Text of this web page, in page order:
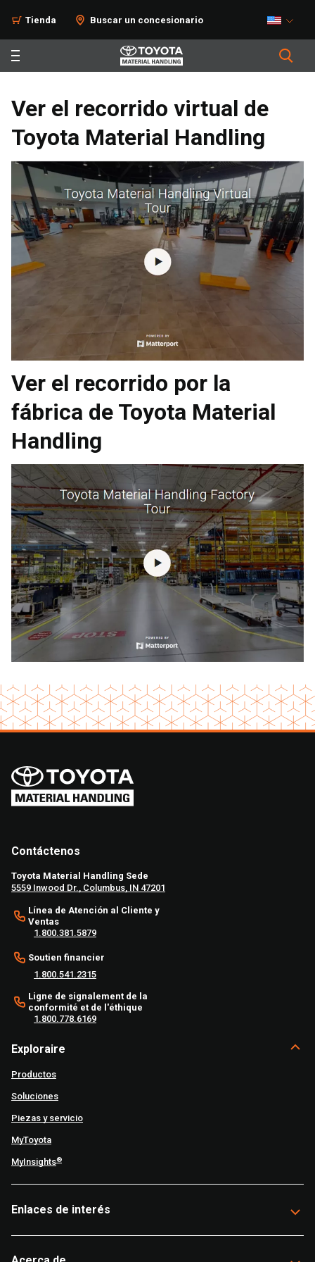
Tienda Buscar un concesionario
Ver el recorrido virtual de
Toyota Material Handling
Ver el recorrido por la
fábrica de Toyota Material
Handling
Contáctenos
Toyota Material Handling Sede
5559 Inwood Dr., Columbus, IN 47201
Línea de Atención al Cliente y
Ventas
1.800.381.5879
Soutien financier
1.800.541.2315
Ligne de signalement de la
conformité et de l'éthique
1.800.778.6169
Exploraire
Productos
Soluciones
Piezas y servicio
MyToyota
MyInsights®
Enlaces de interés